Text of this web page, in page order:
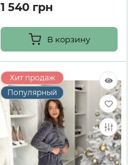
1 540 грн
В корзину
Хит продаж
Популярный